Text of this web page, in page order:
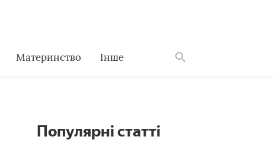
Материнство Інше
Популярні статті